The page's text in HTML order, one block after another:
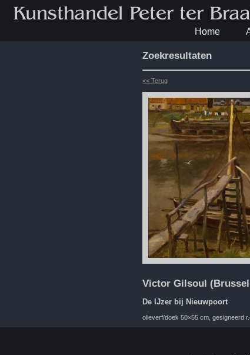
Home
Zoekresultaten
<< Terug
Victor Gilsoul (Brussel
De IJzer bij Nieuwpoort
olieverf/doek 50×55 cm, gesigneerd